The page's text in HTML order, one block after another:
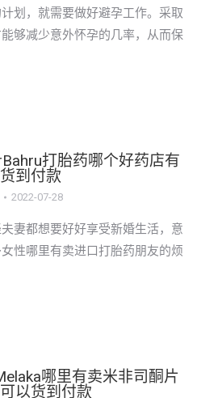
划，就需要做好避孕工作。采取
够减少意外怀孕的几率，从而保
打胎药哪个好药店有
到付款
2022-07-28
妻都想要好好享受新婚生活，意
性哪里有卖进口打胎药朋友的烦
哪里有卖米非司酮片
以货到付款